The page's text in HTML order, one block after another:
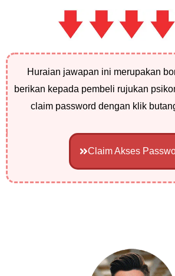
Huraian jawapan ini merupakan
berikan kepada pembeli rujukan
claim password dengan klik
Claim Akses